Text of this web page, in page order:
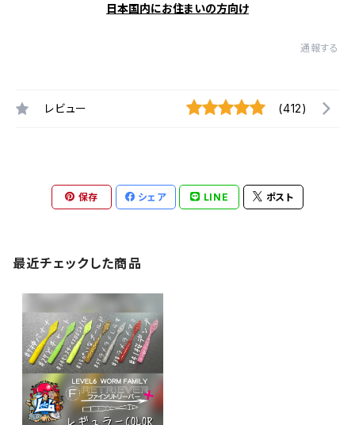
日本国内にお住まいの方向け
通報する
レビュー (412)
保存 シェア LINE ポスト
最近チェックした商品